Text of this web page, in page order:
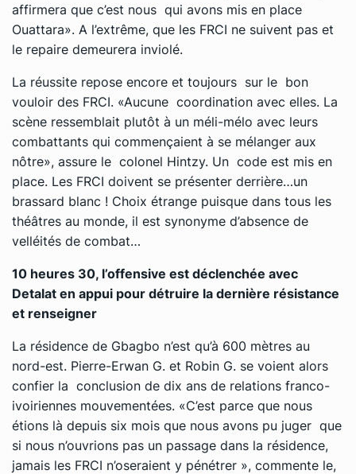
affirmera que c’est nous qui avons mis en place
Ouattara». A l’extrême, que les FRCI ne suivent pas et
le repaire demeurera inviolé.
La réussite repose encore et toujours sur le bon
vouloir des FRCI. «Aucune coordination avec elles. La
scène ressemblait plutôt à un méli-mélo avec leurs
combattants qui commençaient à se mélanger aux
nôtre», assure le colonel Hintzy. Un code est mis en
place. Les FRCI doivent se présenter derrière…un
brassard blanc ! Choix étrange puisque dans tous les
théâtres au monde, il est synonyme d’absence de
velléités de combat…
10 heures 30, l’offensive est déclenchée avec
Detalat en appui pour détruire la dernière résistance
et renseigner
La résidence de Gbagbo n’est qu’à 600 mètres au
nord-est. Pierre-Erwan G. et Robin G. se voient alors
confier la conclusion de dix ans de relations franco-
ivoiriennes mouvementées. «C’est parce que nous
étions là depuis six mois que nous avons pu juger que
si nous n’ouvrions pas un passage dans la résidence,
jamais les FRCI n’oseraient y pénétrer », commente le,